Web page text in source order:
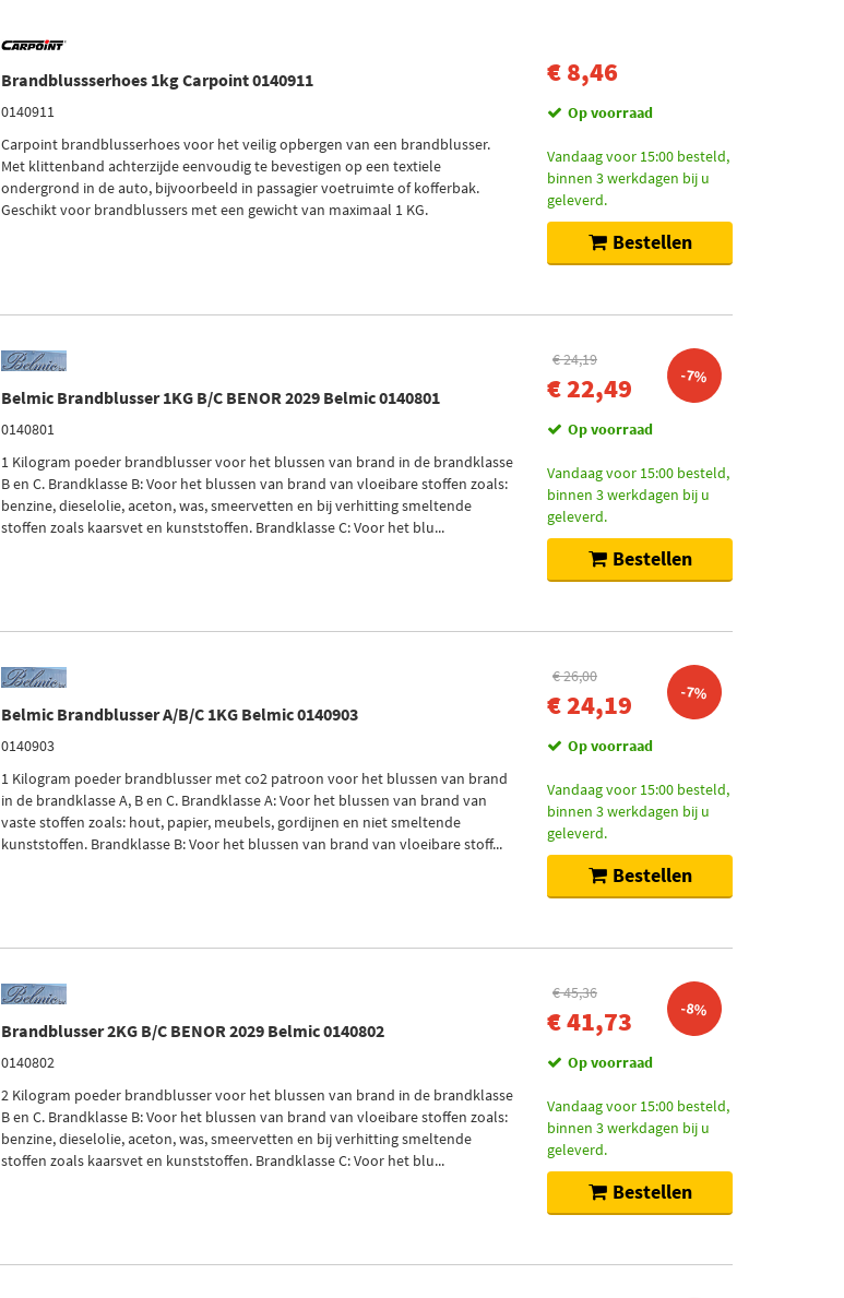
Brandblussserhoes 1kg Carpoint 0140911
0140911
Carpoint brandblusserhoes voor het veilig opbergen van een brandblusser.
Met klittenband achterzijde eenvoudig te bevestigen op een textiele
ondergrond in de auto, bijvoorbeeld in passagier voetruimte of kofferbak.
Geschikt voor brandblussers met een gewicht van maximaal 1 KG.
€ 8,46
Op voorraad
Vandaag voor 15:00 besteld,
binnen 3 werkdagen bij u
geleverd.
Bestellen
Belmic Brandblusser 1KG B/C BENOR 2029 Belmic 0140801
0140801
1 Kilogram poeder brandblusser voor het blussen van brand in de brandklasse
B en C. Brandklasse B: Voor het blussen van brand van vloeibare stoffen zoals:
benzine, dieselolie, aceton, was, smeervetten en bij verhitting smeltende
stoffen zoals kaarsvet en kunststoffen. Brandklasse C: Voor het blu...
€ 24,19
€ 22,49 -7%
Op voorraad
Vandaag voor 15:00 besteld,
binnen 3 werkdagen bij u
geleverd.
Bestellen
Belmic Brandblusser A/B/C 1KG Belmic 0140903
0140903
1 Kilogram poeder brandblusser met co2 patroon voor het blussen van brand
in de brandklasse A, B en C. Brandklasse A: Voor het blussen van brand van
vaste stoffen zoals: hout, papier, meubels, gordijnen en niet smeltende
kunststoffen. Brandklasse B: Voor het blussen van brand van vloeibare stoff...
€ 26,00
€ 24,19 -7%
Op voorraad
Vandaag voor 15:00 besteld,
binnen 3 werkdagen bij u
geleverd.
Bestellen
Brandblusser 2KG B/C BENOR 2029 Belmic 0140802
0140802
2 Kilogram poeder brandblusser voor het blussen van brand in de brandklasse
B en C. Brandklasse B: Voor het blussen van brand van vloeibare stoffen zoals:
benzine, dieselolie, aceton, was, smeervetten en bij verhitting smeltende
stoffen zoals kaarsvet en kunststoffen. Brandklasse C: Voor het blu...
€ 45,36
€ 41,73 -8%
Op voorraad
Vandaag voor 15:00 besteld,
binnen 3 werkdagen bij u
geleverd.
Bestellen